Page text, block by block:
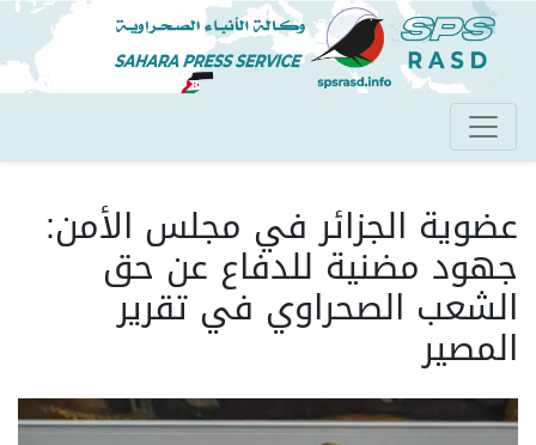
تجاوز
إلى
المحتوى
الرئيسي
عضوية الجزائر في مجلس الأمن:
جهود مضنية للدفاع عن حق
الشعب الصحراوي في تقرير
المصير